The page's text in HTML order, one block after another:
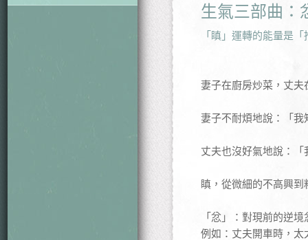
生氣三部曲：
「瞋」運轉的能量是
妻子在廚房炒菜，丈
妻子不耐煩地說：「我
丈夫也沒好氣地說：
瞋，從微細的不高興
「忿」：對現前的逆
例如：丈夫開車時，